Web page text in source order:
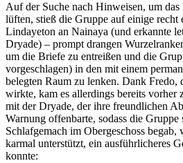
Auf der Suche nach Hinweisen, um
lüften, stieß die Gruppe auf einige
Lindayeton an Nainaya (und erkannte
Dryade) – prompt drangen
um die Briefe zu entreißen und die
vorgeschlagen) in den mit einem
belegten Raum zu lenken. Dank Fredo,
wirkte, kam es allerdings bereits vorher
mit der Dryade, der ihre freundlichen
Warnung offenbarte, sodass die
Schlafgemach im Obergeschoss begab,
karmal unterstützt, ein ausführlicheres
konnte: